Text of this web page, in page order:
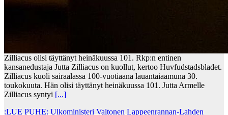
Zilliacus olisi täyttänyt heinäkuussa 101. Rkp:n entinen
kansanedustaja Jutta Zilliacus on kuollut, kertoo Huvfudstadsbladet.
Zilliacus kuoli sairaalassa 100-vuotiaana lauantaiaamuna 30.
toukokuuta. Hän olisi täyttänyt heinäkuussa 101. Jutta Armelle
Zilliacus syntyi [...]
:LUE PUHE: Ulkoministeri Valtonen Lappeenrannan-Lahden